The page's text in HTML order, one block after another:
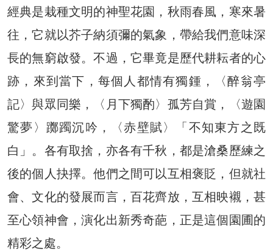
經典是栽種文明的神聖花園，秋雨春風，寒來暑
往，它就以芥子納須彌的氣象，帶給我們意味深
長的無窮啟發。不過，它畢竟是歷代耕耘者的心
跡，來到當下，每個人都情有獨鍾，〈醉翁亭
記〉與眾同樂，〈月下獨酌〉孤芳自賞，〈遊園
驚夢〉躑躅沉吟，〈赤壁賦〉「不知東方之既
白」。各有取捨，亦各有千秋，都是滄桑歷練之
後的個人抉擇。他們之間可以互相褒貶，但就社
會、文化的發展而言，百花齊放，互相映襯，甚
至心領神會，演化出新秀奇葩，正是這個園圃的
精彩之處。